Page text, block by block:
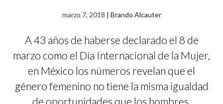
marzo 7, 2018 | Brando Alcauter
A 43 años de haberse declarado el 8 de
marzo como el Día Internacional de la Mujer,
en México los números revelan que el
género femenino no tiene la misma igualdad
de oportunidades que los hombres.